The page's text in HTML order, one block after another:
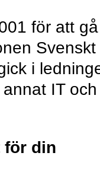
för att gå
Svenskt
i
IT och
för din